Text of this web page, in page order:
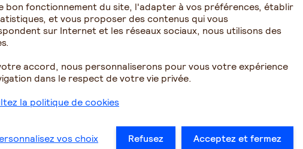
empêche de prendre soin de soi correctement.
d’infections cutanées. L’oubli de se nourrir ou de
se vêtir de façon adaptée favorise certaines
de Parkinson évoluée ou encore la maladie à
nombreux états neurodégénératifs. Les infections
dans les bronches sont extrêmement sévères et
bon fonctionnement du site, l'adapter à vos préférences, établir
et vous proposer des contenus qui vous
sur Internet et les réseaux sociaux, nous utilisons des
accord, nous personnaliserons pour vous votre expérience
dans le respect de votre vie privée.
la politique de cookies
vos choix Refusez Acceptez et fermez